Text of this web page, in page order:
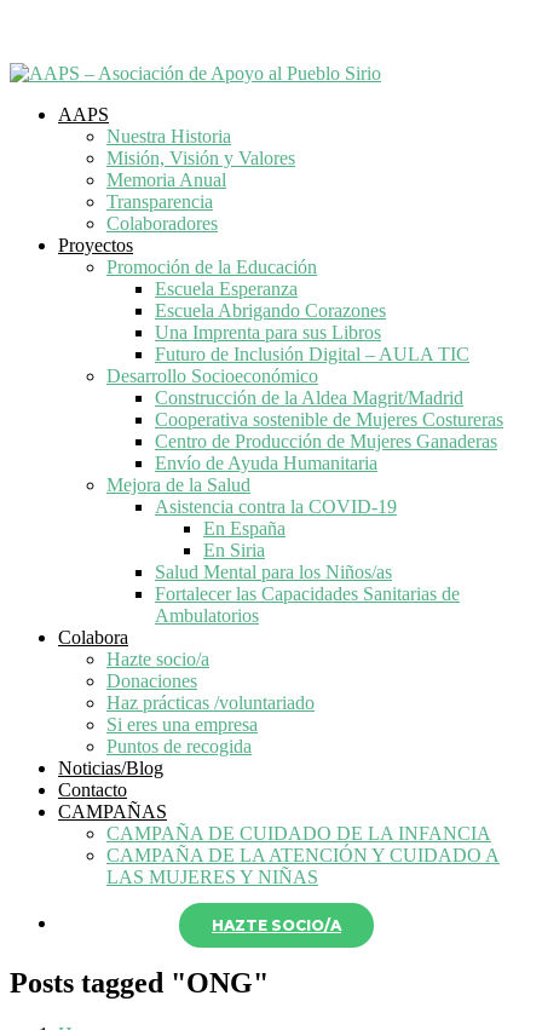
AAPS
Nuestra Historia
Misión, Visión y Valores
Memoria Anual
Transparencia
Colaboradores
Proyectos
Promoción de la Educación
Escuela Esperanza
Escuela Abrigando Corazones
Una Imprenta para sus Libros
Futuro de Inclusión Digital – AULA TIC
Desarrollo Socioeconómico
Construcción de la Aldea Magrit/Madrid
Cooperativa sostenible de Mujeres Costureras
Centro de Producción de Mujeres Ganaderas
Envío de Ayuda Humanitaria
Mejora de la Salud
Asistencia contra la COVID-19
En España
En Siria
Salud Mental para los Niños/as
Fortalecer las Capacidades Sanitarias de
Ambulatorios
Colabora
Hazte socio/a
Donaciones
Haz prácticas /voluntariado
Si eres una empresa
Puntos de recogida
Noticias/Blog
Contacto
CAMPAÑAS
CAMPAÑA DE CUIDADO DE LA INFANCIA
CAMPAÑA DE LA ATENCIÓN Y CUIDADO A
LAS MUJERES Y NIÑAS
HAZTE SOCIO/A
Posts tagged "ONG"